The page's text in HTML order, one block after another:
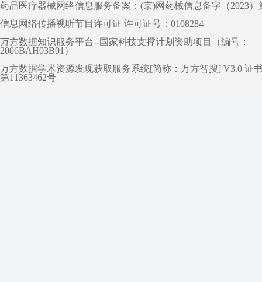
药品医疗器械网络信息服务备案：(京)网药械信息备字（2023）
信息网络传播视听节目许可证 许可证号：0108284
万方数据知识服务平台--国家科技支撑计划资助项目（编号：
2006BAH03B01）
万方数据学术资源发现获取服务系统[简称：万方智搜] V3.0 证
第11363462号